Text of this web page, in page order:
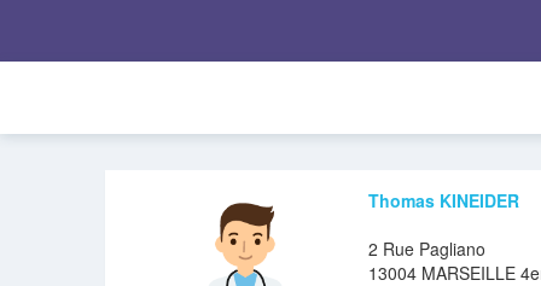
Thomas KINEIDER
2 Rue Pagliano
13004 MARSEILLE